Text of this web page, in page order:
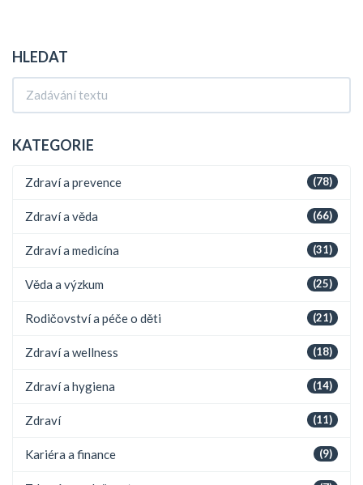
HLEDAT
KATEGORIE
(78)
Zdraví a prevence
(66)
Zdraví a věda
(31)
Zdraví a medicína
(25)
Věda a výzkum
(21)
Rodičovství a péče o děti
(18)
Zdraví a wellness
(14)
Zdraví a hygiena
(11)
Zdraví
(9)
Kariéra a finance